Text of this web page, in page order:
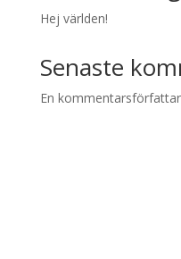
Hej världen!
Senaste
En